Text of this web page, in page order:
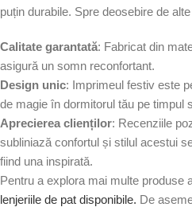
puțin durabile. Spre deosebire de
Calitate garantată: Fabricat din
asigură un somn reconfortant.
Design unic: Imprimeul festiv este
de magie în dormitorul tău pe timpul
Aprecierea clienților: Recenziile
subliniază confortul și stilul acestui
fiind una inspirată.
Pentru a explora mai multe produse
lenjeriile de pat disponibile. De